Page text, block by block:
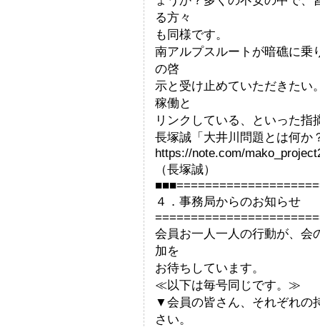
る方々
も同様です。
南アルプスルートが暗礁に乗
の啓
示と受け止めていただきたい
稼働と
リンクしている、といった指
長塚誠「大井川問題とは何か
https://note.com/
（長塚誠）
４．事務局からのお知らせ
会員お一人一人の行動が、会
加を
お待ちしています。
≪以下は毎号同じです。≫
▼会員の皆さん、それぞれの
さい。